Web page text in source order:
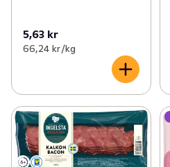
5,63 kr
66,24 kr /kg